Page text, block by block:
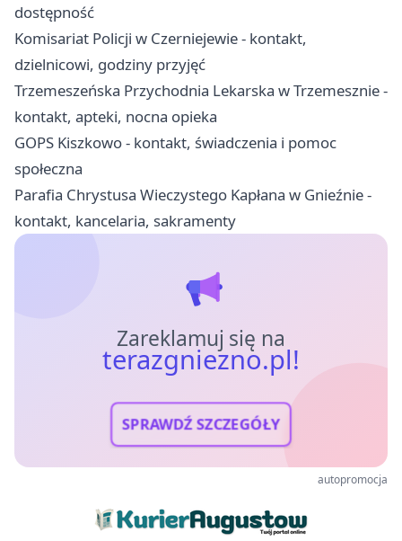
dostępność
Komisariat Policji w Czerniejewie - kontakt,
dzielnicowi, godziny przyjęć
Trzemeszeńska Przychodnia Lekarska w Trzemesznie -
kontakt, apteki, nocna opieka
GOPS Kiszkowo - kontakt, świadczenia i pomoc
społeczna
Parafia Chrystusa Wieczystego Kapłana w Gnieźnie -
kontakt, kancelaria, sakramenty
Zareklamuj się na
terazgniezno.pl!
SPRAWDŹ SZCZEGÓŁY
autopromocja